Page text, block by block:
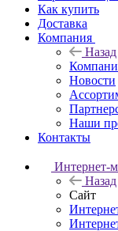
Как купить
Доставка
Компания
Назад
Новости
Наши
Контакты
Интернет-
Назад
Сайт